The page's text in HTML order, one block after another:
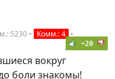
5230 • Комм.: 4 •
+20
вокруг
боли знакомы!